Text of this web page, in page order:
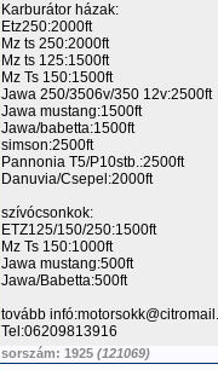
Karburátor házak:
Etz250:2000ft
Mz ts 250:2000ft
Mz ts 125:1500ft
Mz Ts 150:1500ft
Jawa 250/3506v/350 12v:2500ft
Jawa mustang:1500ft
Jawa/babetta:1500ft
simson:2500ft
Pannonia T5/P10stb.:2500ft
Danuvia/Csepel:2000ft
szívócsonkok:
ETZ125/150/250:1500ft
Mz Ts 150:1000ft
Jawa mustang:500ft
Jawa/Babetta:500ft
tovább
Tel:06209813916
sorszám: 1925 (121069)